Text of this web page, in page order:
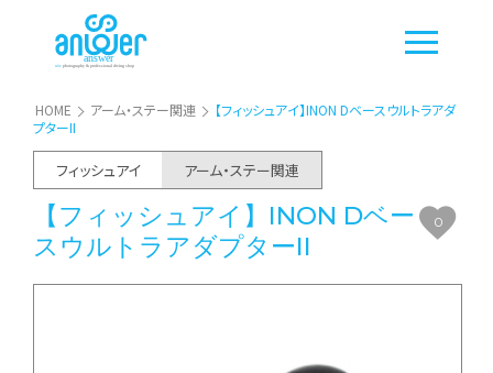
HOME アーム・ステー関連
【フィッシュアイ】INON Dベースウルトラアダ
プターII
フィッシュアイ アーム・ステー関連
【フィッシュアイ】INON Dベー
スウルトラアダプターII
0